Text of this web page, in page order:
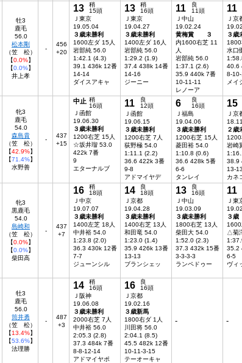
牡3
鹿毛
56.0
松本剛
（笠 松）
【0.0%】
【0.0%】
井上孝
-
456
+20
13
稍
15頭
Ｊ東京
19.05.04
３歳未勝利
1600左ダ 15人
岩部純 56.0
1:42.1 (4.3)
39.1 436k 12番
14-14
ダイスアキャ
13
稍
16頭
Ｊ東京
19.04.27
３歳未勝利
1400左ダ 16人
岩部純 56.0
1:29.2 (1.9)
37.4 438k 14番
14-16
ジーニー
11
良
11頭
Ｊ中山
19.02.24
黄梅賞 ３
内1600右芝 11
人
岩部純 56.0
1:37.1 (2.6)
35.9 440k 7番
10-11-11
レノーア
11
Ｊ京
３歳
1800
水口
40.6
8-
メイ
牝3
鹿毛
54.0
森島貴
（笠 松）
【42.9%】
【71.4%】
水野善
-
437
+15
中止 稍
16頭
Ｊ函館
19.06.30
３歳未勝利
1200右芝 15人
☆坂井瑠 53.0
422k 7番
9
エターナルブ
11
良
12頭
Ｊ函館
19.06.15
３歳未勝利
1200右芝 7人
荻野極 54.0
1:11.1 (2.2)
36.6 422k 3番
9-8
アドマイヤデ
6
良
16頭
Ｊ福島
19.04.06
３歳未勝利
1200右芝 15人
菱田裕 54.0
1:10.8 (0.6)
36.6 428k 5番
6-6
タンレイ
15
Ｊ京
２歳
1200
岩崎
38.9
13-13
カネ
牝3
黒鹿毛
54.0
島崎和
（笠 松）
【0.0%】
【0.0%】
柴田高
-
437
+7
16
稍
18頭
Ｊ中京
19.07.07
３歳未勝利
1400左芝 18人
中井裕 54.0
1:23.8 (2.0)
36.3 430k 12番
7-7
ジューンシル
14
良
18頭
Ｊ京都
19.04.28
３歳未勝利
1400右芝 13人
和田竜 54.0
1:23.0 (1.4)
35.9 426k 13番
13-13
ブランシェッ
13
良
16頭
Ｊ中山
19.03.09
３歳未勝利
1800右芝 13人
柴田大 54.0
1:52.0 (2.3)
37.3 432k 15番
3-3-3-3
ランペドゥー
11
Ｊ東
３歳
1600
△菊
35.2
6-5
ヴィ
牡3
鹿毛
56.0
筒井勇
（笠 松）
【13.4%】
【53.6%】
法理勝
-
487
+3
14
稍
16頭
Ｊ阪神
19.06.08
３歳未勝利
2000右芝 7人
中井裕 56.0
2:05.3 (2.8)
37.3 484k 7番
8-8-12-14
アドマイヤポ
16
良
16頭
Ｊ京都
19.02.16
３歳新馬
1800右ダ 1人
川田将 56.0
2:04.1 (8.5)
45.5 482k 12番
10-11-3-15
テーオーキャ
- -